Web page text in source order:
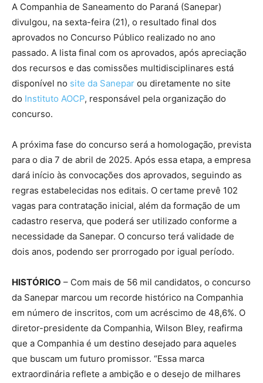
A Companhia de Saneamento do Paraná (Sanepar)
divulgou, na sexta-feira (21), o resultado final dos
aprovados no Concurso Público realizado no ano
passado. A lista final com os aprovados, após apreciação
dos recursos e das comissões multidisciplinares está
disponível no site da Sanepar ou diretamente no site
do Instituto AOCP, responsável pela organização do
concurso.
A próxima fase do concurso será a homologação, prevista
para o dia 7 de abril de 2025. Após essa etapa, a empresa
dará início às convocações dos aprovados, seguindo as
regras estabelecidas nos editais. O certame prevê 102
vagas para contratação inicial, além da formação de um
cadastro reserva, que poderá ser utilizado conforme a
necessidade da Sanepar. O concurso terá validade de
dois anos, podendo ser prorrogado por igual período.
HISTÓRICO – Com mais de 56 mil candidatos, o concurso
da Sanepar marcou um recorde histórico na Companhia
em número de inscritos, com um acréscimo de 48,6%. O
diretor-presidente da Companhia, Wilson Bley, reafirma
que a Companhia é um destino desejado para aqueles
que buscam um futuro promissor. “Essa marca
extraordinária reflete a ambição e o desejo de milhares